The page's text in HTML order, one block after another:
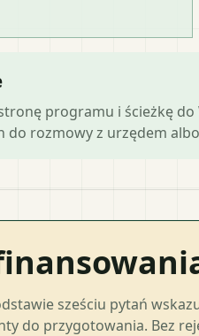
programu i ścieżkę
rozmowy z urzędem
sześciu pytań
do przygotowania. Bez